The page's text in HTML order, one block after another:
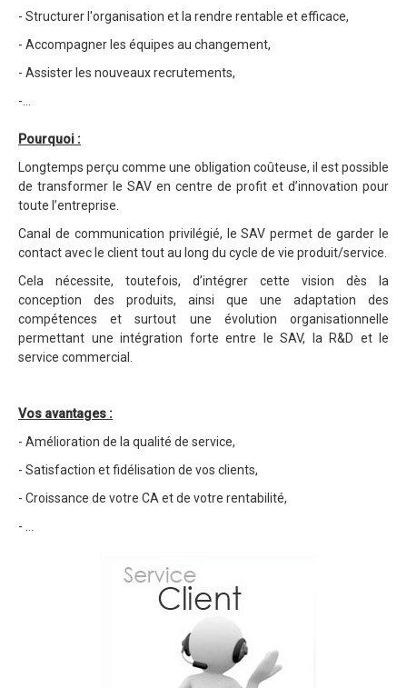
- Structurer l'organisation et la rendre rentable et efficace,
- Accompagner les équipes au changement,
- Assister les nouveaux recrutements,
-…
Pourquoi :
Longtemps perçu comme une obligation coûteuse, il est possible
de transformer le SAV en centre de profit et d’innovation pour
toute l’entreprise.
Canal de communication privilégié, le SAV permet de garder le
contact avec le client tout au long du cycle de vie produit/service.
Cela nécessite, toutefois, d’intégrer cette vision dès la
conception des produits, ainsi que une adaptation des
compétences et surtout une évolution organisationnelle
permettant une intégration forte entre le SAV, la R&D et le
service commercial.
Vos avantages :
- Amélioration de la qualité de service,
- Satisfaction et fidélisation de vos clients,
- Croissance de votre CA et de votre rentabilité,
- …